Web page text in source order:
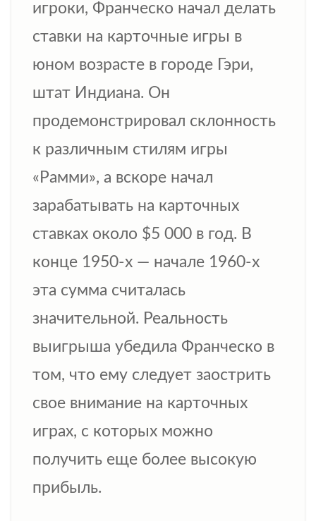
игроки, Франческо начал делать
ставки на карточные игры в
юном возрасте в городе Гэри,
штат Индиана. Он
продемонстрировал склонность
к различным стилям игры
«Рамми», а вскоре начал
зарабатывать на карточных
ставках около $5 000 в год. В
конце 1950-х — начале 1960-х
эта сумма считалась
значительной. Реальность
выигрыша убедила Франческо в
том, что ему следует заострить
свое внимание на карточных
играх, с которых можно
получить еще более высокую
прибыль.